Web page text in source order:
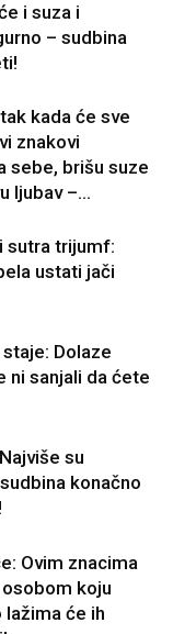
i suza i
– sudbina
kada će sve
znakovi
sebe, brišu suze
ljubav –...
sutra trijumf:
ustati jači
Dolaze
ni sanjali da ćete
su
konačno
Ovim znacima
koju
lažima će ih